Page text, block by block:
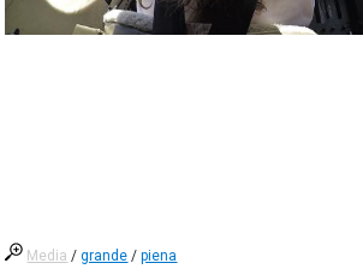
Media /grande /piena